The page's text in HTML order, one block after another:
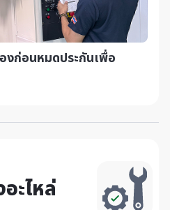
งก่อนหมดประกันเพื่อ
ะไหล่